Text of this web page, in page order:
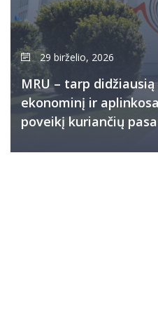
29 birželio, 2026
MRU – tarp
ekonominį ir
poveikį kuriančių